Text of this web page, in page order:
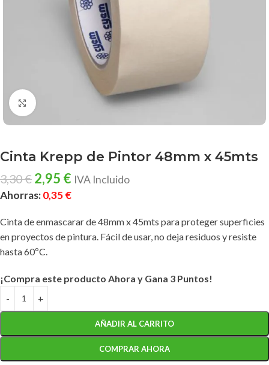
Clic para ampliar
Cinta Krepp de Pintor 48mm x 45mts
3,30€ 2,95 € IVA Incluido
Ahorras:0,35€
Cinta de enmascarar de 48mm x 45mts para proteger superficies
en proyectos de pintura. Fácil de usar, no deja residuos y resiste
hasta 60ºC.
¡Compra este producto Ahora y Gana 3 Puntos!
AÑADIR AL CARRITO
COMPRAR AHORA